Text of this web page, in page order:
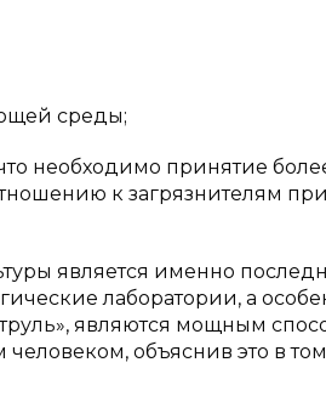
среды;
необходимо принятие
к загрязнителям
является именно
лаборатории, а
являются мощным
человеком, объяснив это в